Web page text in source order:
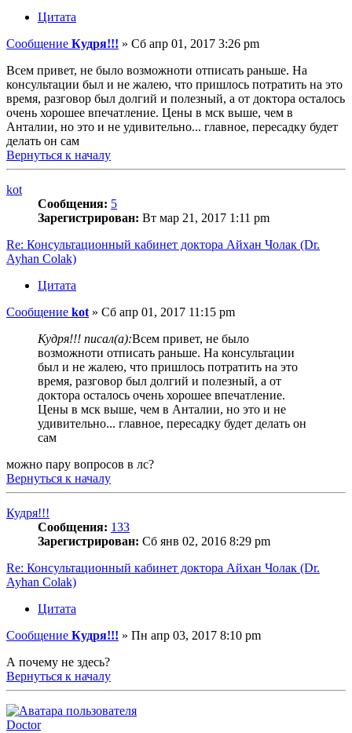
Цитата
Сообщение Кудря!!! » Сб апр 01, 2017 3:26 pm
Всем привет, не было возможноти отписать раньше. На
консультации был и не жалею, что пришлось потратить на это
время, разговор был долгий и полезный, а от доктора осталось
очень хорошее впечатление. Цены в мск выше, чем в
Анталии, но это и не удивительно... главное, пересадку будет
делать он сам
Вернуться к началу
kot
Сообщения: 5
Зарегистрирован: Вт мар 21, 2017 1:11 pm
Re: Консультационный кабинет доктора Айхан Чолак (Dr.
Ayhan Colak)
Цитата
Сообщение kot » Сб апр 01, 2017 11:15 pm
Кудря!!! писал(а):Всем привет, не было
возможноти отписать раньше. На консультации
был и не жалею, что пришлось потратить на это
время, разговор был долгий и полезный, а от
доктора осталось очень хорошее впечатление.
Цены в мск выше, чем в Анталии, но это и не
удивительно... главное, пересадку будет делать он
сам
можно пару вопросов в лс?
Вернуться к началу
Кудря!!!
Сообщения: 133
Зарегистрирован: Сб янв 02, 2016 8:29 pm
Re: Консультационный кабинет доктора Айхан Чолак (Dr.
Ayhan Colak)
Цитата
Сообщение Кудря!!! » Пн апр 03, 2017 8:10 pm
А почему не здесь?
Вернуться к началу
Doctor